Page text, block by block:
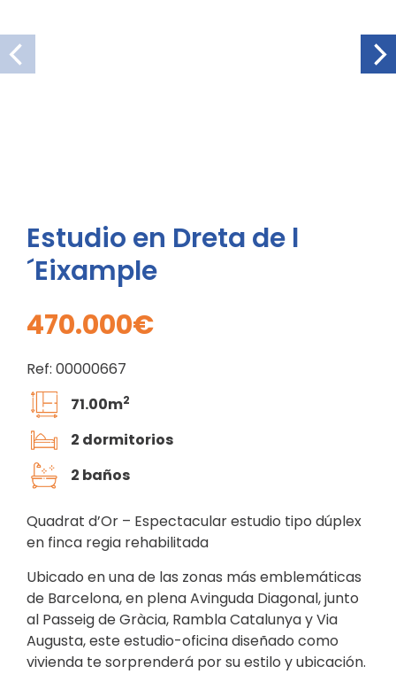
Estudio en Dreta de l
´Eixample
470.000€
Ref: 00000667
71.00m2
2 dormitorios
2 baños
Quadrat d’Or – Espectacular estudio tipo dúplex
en finca regia rehabilitada
Ubicado en una de las zonas más emblemáticas
de Barcelona, en plena Avinguda Diagonal, junto
al Passeig de Gràcia, Rambla Catalunya y Via
Augusta, este estudio-oficina diseñado como
vivienda te sorprenderá por su estilo y ubicación.